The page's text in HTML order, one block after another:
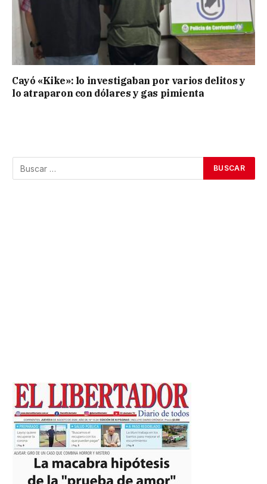
Cayó «Kike»: lo investigaban por varios delitos y
lo atraparon con dólares y gas pimienta